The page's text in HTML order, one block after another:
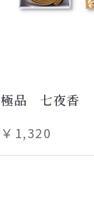
極品 七夜香
￥1,320